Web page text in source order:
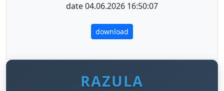
date 04.06.2026 16:50:07
download
RAZULA